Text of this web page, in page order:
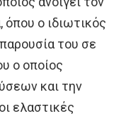
όπου ο ιδιωτικός
του σε
ο οποίος
και την
ελαστικές